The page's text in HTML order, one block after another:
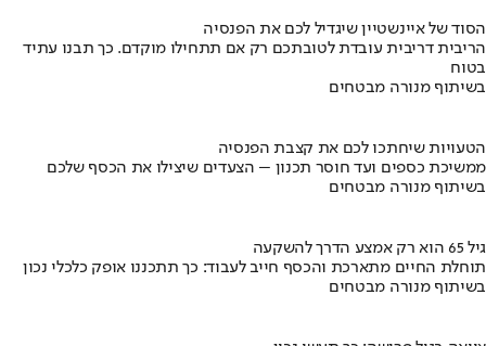
הסוד של איינשטיין שיגדיל לכם את הפנסיה
הריבית דריבית עובדת לטובתכם רק אם תתחילו מוקדם. כך תבנו עתיד
בטוח
בשיתוף מנורה מבטחים
הטעויות שיחתכו לכם את קצבת הפנסיה
ממשיכת כספים ועד חוסר תכנון – הצעדים שיצילו את הכסף שלכם
בשיתוף מנורה מבטחים
גיל 65 הוא רק אמצע הדרך להשקעה
תוחלת החיים מתארכת והכסף חייב לעבוד: כך תתכננו אופק כלכלי נכון
בשיתוף מנורה מבטחים